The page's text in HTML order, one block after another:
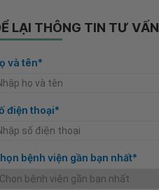
LẠI THÔNG TIN TƯ VẤN
và tên*
điện thoại*
bệnh viện gần bạn nhất*